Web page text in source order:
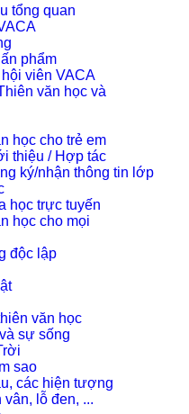
tổng quan
phẩm
viên VACA
văn học và
học cho trẻ em
thiệu / Hợp tác
ký/nhận thông tin lớp
học trực tuyến
học cho mọi
độc lập
văn học
sự sống
sao
các hiện tượng
vân, lỗ đen, ...